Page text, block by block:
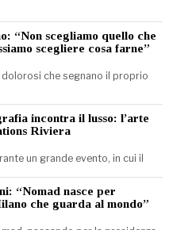
“Non scegliamo quello che
scegliere cosa farne”
che segnano il proprio
incontra il lusso: l’arte
Riviera
un grande evento, in cui il
“Nomad nasce per
che guarda al mondo”